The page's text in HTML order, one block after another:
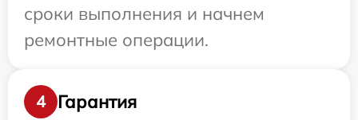
сроки выполнения и начнем
ремонтные операции.
4 Гарантия